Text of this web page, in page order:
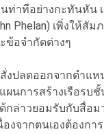
ท่าทีอย่างกะทันหัน
Phelan) เพิ่งให้สั
ข้อจำกัดต่างๆ
งปลดออกจากตำแ
นการสร้างเรือรบ
กล่าวยอมรับกับสื่อ
จากตนเองต้องกา